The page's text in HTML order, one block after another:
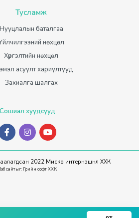
Тусламж
Нууцлалын баталгаа
нөхцөл
Хүргэлтийн нөхцөл
асуулт хариултууд
Захиалга шалгах
Сошиал хуудсууд
2022 Миско интернэшнл ХХК
сайтыг: Грийн софт ХХК